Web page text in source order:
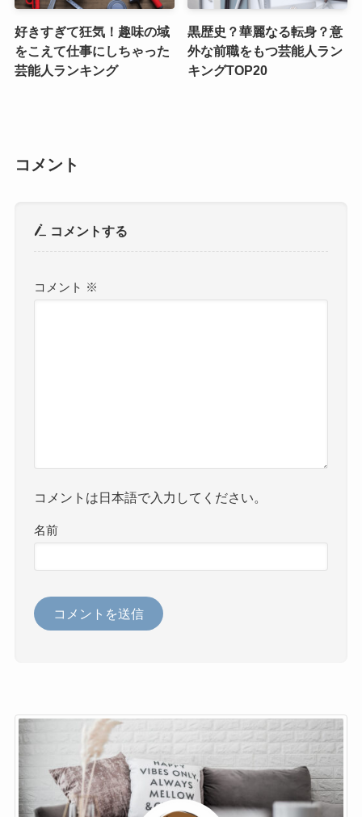
好きすぎて狂気！趣味の域
をこえて仕事にしちゃった
芸能人ランキング
黒歴史？華麗なる転身？意
外な前職をもつ芸能人ラン
キングTOP20
コメント
コメントする
コメント ※
コメントは日本語で入力してください。
名前